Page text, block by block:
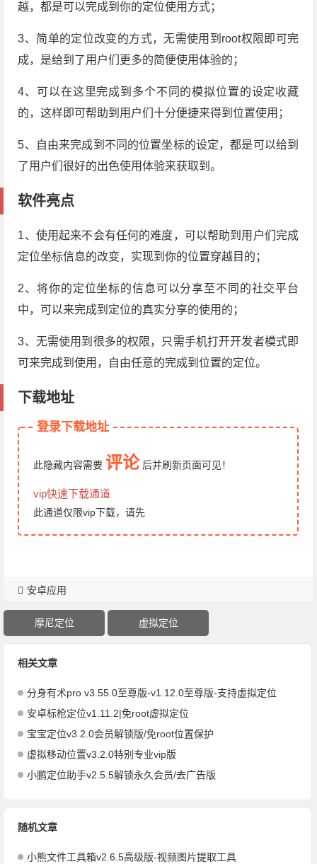
越，都是可以完成到你的定位使用方式；
3、简单的定位改变的方式，无需使用到root权限即可完
成，是给到了用户们更多的简便使用体验的；
4、可以在这里完成到多个不同的模拟位置的设定收藏
的，这样即可帮助到用户们十分便捷来得到位置使用；
5、自由来完成到不同的位置坐标的设定，都是可以给到
了用户们很好的出色使用体验来获取到。
软件亮点
1、使用起来不会有任何的难度，可以帮助到用户们完成
定位坐标信息的改变，实现到你的位置穿越目的；
2、将你的定位坐标的信息可以分享至不同的社交平台
中，可以来完成到定位的真实分享的使用的；
3、无需使用到很多的权限，只需手机打开开发者模式即
可来完成到使用，自由任意的完成到位置的定位。
下载地址
登录下载地址
此隐藏内容需要 评论 后并刷新页面可见！
vip快速下载通道
此通道仅限vip下载，请先
安卓应用
摩尼定位 虚拟定位
相关文章
分身有术pro v3.55.0至尊版-v1.12.0至尊版-支持虚拟定位
安卓标枪定位v1.11.2|免root虚拟定位
宝宝定位v3.2.0会员解锁版/免root位置保护
虚拟移动位置v3.2.0特别专业vip版
小鹏定位助手v2.5.5解锁永久会员/去广告版
随机文章
小熊文件工具箱v2.6.5高级版-视频图片提取工具